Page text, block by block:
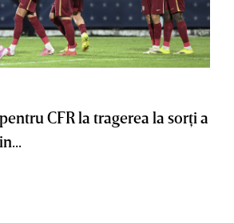
CFR la tragerea la sorţi a